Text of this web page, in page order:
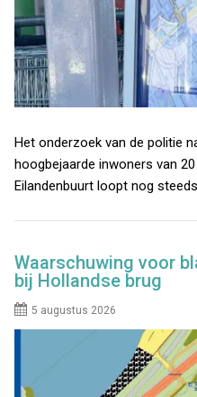
Het onderzoek van de politie
hoogbejaarde inwoners van
Eilandenbuurt loopt nog
Waarschuwing voor
bij Hollandse brug
5 augustus 2026